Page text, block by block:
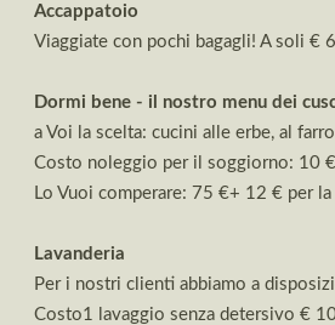
Accappatoio
Viaggiate con pochi bagagli! A soli €
Dormi bene - il nostro menu dei
a Voi la scelta: cucini alle erbe, al
Costo noleggio per il soggiorno: 10
Lo Vuoi comperare: 75 €+ 12 € per la
Lavanderia
Per i nostri clienti abbiamo a
Costo1 lavaggio senza detersivo €